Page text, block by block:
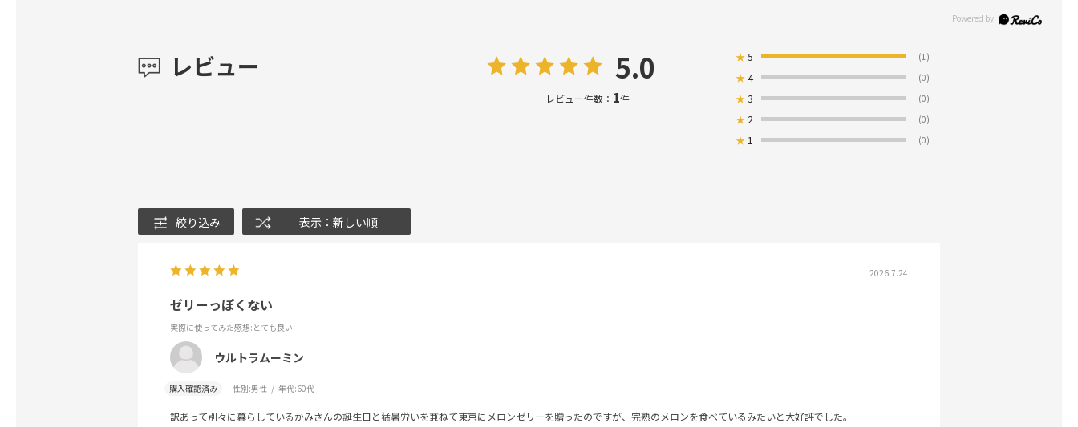
レビュー 5.0
レビュー件数： 1件
★5 (1)
★4 (0)
★3 (0)
★ 2 (0)
★ 1 (0)
絞り込み 表示：新しい順
2026.7.24
ゼリーっぽくない
実際に使ってみた感想:とても良い
ウルトラムーミン
購入確認済み 性別:男性 年代:60代
訳あって別々に暮らしているかみさんの誕生日と猛暑労いを兼ねて東京にメロンゼリーを贈ったのですが、完熟のメロンを食べているみたいと大好評でした。